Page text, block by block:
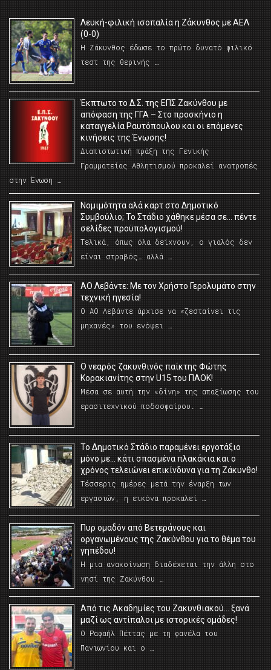
Λευκή-φιλική ισοπαλία η Ζάκυνθος με ΑΕΛ
(0-0)
Η Ζάκυνθος έδωσε το πρώτο δυνατό φιλικό
τεστ της θερινής …
Έκπτωτο το Δ.Σ. της ΕΠΣ Ζακύνθου με
απόφαση της ΓΓΑ – Στο προσκήνιο η
καταγγελία Ραυτόπουλου και οι επόμενες
κινήσεις της Ένωσης!
Διαπιστωτική πράξη της Γενικής
Γραμματείας Αθλητισμού προκαλεί ανατροπές
στην Ένωση …
Νομιμότητα αλά καρτ στο Δημοτικό
Συμβούλιο; Το Στάδιο χάθηκε μέσα σε… πέντε
σελίδες προϋπολογισμού!
Τελικά, όπως όλα δείχνουν, ο γιαλός δεν
είναι στραβός… αλλά …
ΑΟ Λεβάντε: Με τον Χρήστο Γερολυμάτο στην
τεχνική ηγεσία!
Ο ΑΟ Λεβάντε άρχισε να «ζεσταίνει τις
μηχανές» του ενόψει …
O νεαρός ζακυνθινός παίκτης Φώτης
Κορακιανίτης στην U15 του ΠΑΟΚ!
Μέσα σε αυτή την «δίνη» της απαξίωσης του
ερασιτεχνικού ποδοσφαίρου. …
Το Δημοτικό Στάδιο παραμένει εργοτάξιο
μόνο με… κάτι σπασμένα πλακάκια και ο
χρόνος τελειώνει επικίνδυνα για τη Ζάκυνθο!
Τέσσερις ημέρες μετά την έναρξη των
εργασιών, η εικόνα προκαλεί …
Πυρ ομαδόν από Βετεράνους και
οργανωμένους της Ζακύνθου για το θέμα του
γηπέδου!
Η μια ανακοίνωση διαδέχεται την άλλη στο
νησί της Ζακύνθου …
Από τις Ακαδημίες του Ζακυνθιακού… ξανά
μαζί ως αντίπαλοι με ιστορικές ομάδες!
Ο Ραφαήλ Πέττας με τη φανέλα του
Πανιωνίου και ο …